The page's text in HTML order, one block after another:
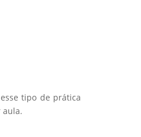
tipo de prática
aula.